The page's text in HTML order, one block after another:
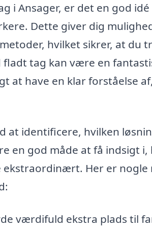
i Ansager, er det en god
Dette giver dig
hvilket sikrer, at du
tag kan være en
at have en klar forståelse
at identificere, hvilken
en god måde at få indsigt i,
Her er nogle
værdifuld ekstra plads til